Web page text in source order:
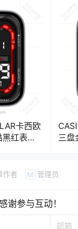
卡西欧
黑红表
三盘
作者 M 管理员
谢参与互动！